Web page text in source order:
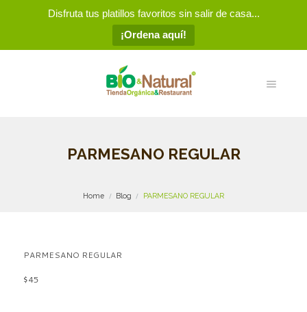
Disfruta tus platillos favoritos sin salir de casa...
¡Ordena aquí!
PARMESANO REGULAR
Home Blog PARMESANO REGULAR
PARMESANO REGULAR
$45